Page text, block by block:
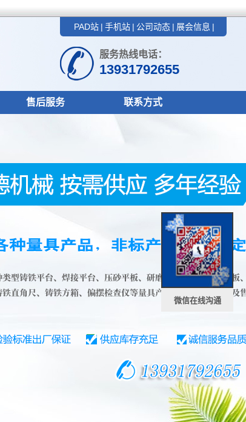
PAD站 | 手机站 | 公司动态 | 展会信息 |
服务热线电话：
13931792655
售后服务 联系方式
微信在线沟通